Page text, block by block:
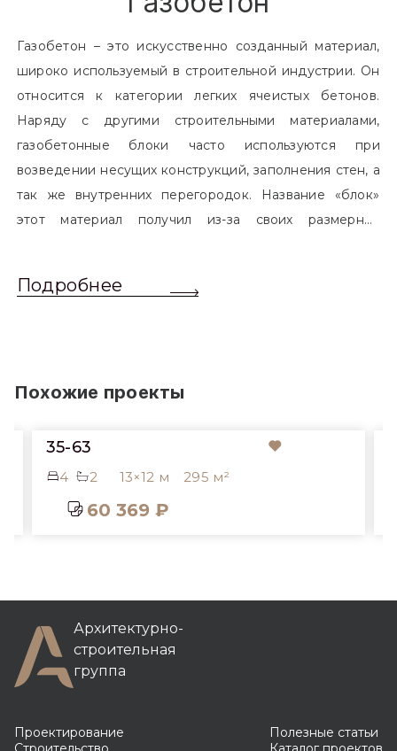
Газобетон – это искусственно созданный материал,
широко используемый в строительной индустрии. Он
относится к категории легких ячеистых бетонов.
Наряду с другими строительными материалами,
газобетонные блоки часто используются при
возведении несущих конструкций, заполнения стен, а
так же внутренних перегородок. Название «блок»
этот материал получил из-за своих размерных
обычный одинарный кирпич. Размер блоков различен
Подробнее
Похожие проекты
35-63
4 2 13×12 м 295 м²
60 369 ₽
Архитектурно-
строительная
группа
Проектирование
Полезные статьи